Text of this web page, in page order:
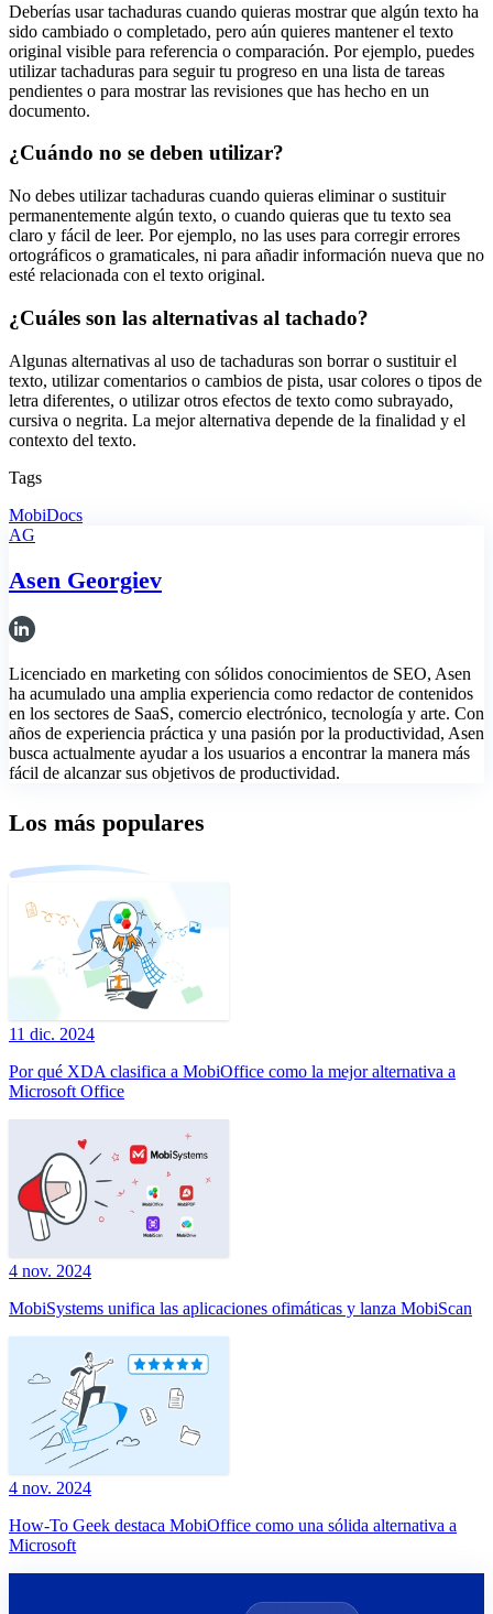
Deberías usar tachaduras cuando quieras mostrar que algún texto ha
sido cambiado o completado, pero aún quieres mantener el texto
original visible para referencia o comparación. Por ejemplo, puedes
utilizar tachaduras para seguir tu progreso en una lista de tareas
pendientes o para mostrar las revisiones que has hecho en un
documento.
¿Cuándo no se deben utilizar?
No debes utilizar tachaduras cuando quieras eliminar o sustituir
permanentemente algún texto, o cuando quieras que tu texto sea
claro y fácil de leer. Por ejemplo, no las uses para corregir errores
ortográficos o gramaticales, ni para añadir información nueva que no
esté relacionada con el texto original.
¿Cuáles son las alternativas al tachado?
Algunas alternativas al uso de tachaduras son borrar o sustituir el
texto, utilizar comentarios o cambios de pista, usar colores o tipos de
letra diferentes, o utilizar otros efectos de texto como subrayado,
cursiva o negrita. La mejor alternativa depende de la finalidad y el
contexto del texto.
Tags
MobiDocs
AG
Asen Georgiev
Licenciado en marketing con sólidos conocimientos de SEO, Asen
ha acumulado una amplia experiencia como redactor de contenidos
en los sectores de SaaS, comercio electrónico, tecnología y arte. Con
años de experiencia práctica y una pasión por la productividad, Asen
busca actualmente ayudar a los usuarios a encontrar la manera más
fácil de alcanzar sus objetivos de productividad.
Los más populares
11 dic. 2024
Por qué XDA clasifica a MobiOffice como la mejor alternativa a
Microsoft Office
4 nov. 2024
MobiSystems unifica las aplicaciones ofimáticas y lanza MobiScan
4 nov. 2024
How-To Geek destaca MobiOffice como una sólida alternativa a
Microsoft